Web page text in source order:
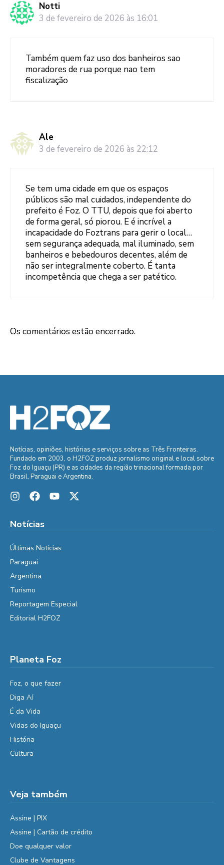
Notti
3 de fevereiro de 2026 às 16:01
Também quem faz uso dos banheiros sao
moradores de rua porque nao tem
fiscalização
Ale
3 de fevereiro de 2026 às 22:12
Se tem uma cidade em que os espaços
públicos são mal cuidados, independente do
prefeito é Foz. O TTU, depois que foi aberto
de forma geral, só piorou. E é incrível a
incapacidade do Foztrans para gerir o local…
sem segurança adequada, mal iluminado, sem
banheiros e bebedouros decentes, além de
não ser integralmente coberto. É tanta
incompetência que chega a ser patético.
Os comentários estão encerrado.
Notícias, opiniões, histórias e serviços sobre as Três Fronteiras.
Fundado em 2003, o H2FOZ produz jornalismo original e local sobre
Foz do Iguaçu (PR) e as cidades da região trinacional formada por
Brasil, Paraguai e Argentina.
Notícias
Últimas Notícias
Paraguai
Argentina
Turismo
Reportagem Especial
Editorial H2FOZ
Planeta Foz
Foz, o que fazer
Diga Aí
É da Vida
Vidas do Iguaçu
História
Cultura
Veja também
Assine | PIX
Assine | Cartão de crédito
Doe qualquer valor
Clube de Vantagens